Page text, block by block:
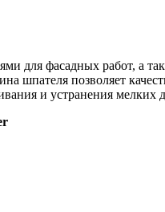
для фасадных работ, а
шпателя позволяет
и устранения мелких